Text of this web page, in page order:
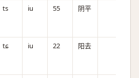
ts iu 55 阴平
tɕ iu 22 阳去